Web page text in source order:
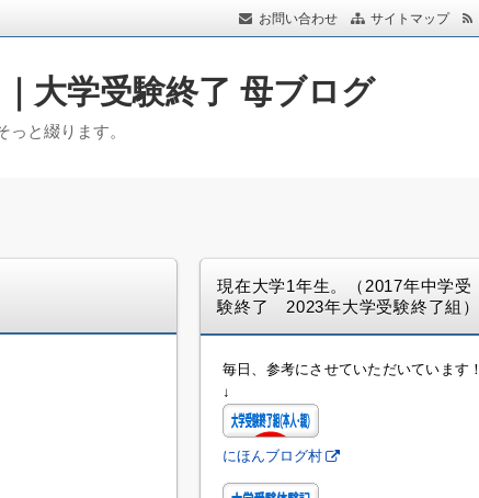
お問い合わせ サイトマップ
大学受験終了 母ブログ
と綴ります。
現在大学1年生。（2017年中学受
験終了 2023年大学受験終了組）
毎日、参考にさせていただいています！
↓
にほんブログ村